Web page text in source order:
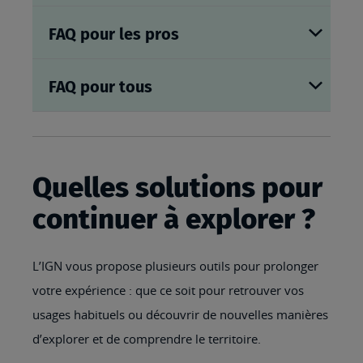
FAQ pour les pros
FAQ pour tous
Quelles solutions pour
continuer à explorer ?
L’IGN vous propose plusieurs outils pour prolonger
votre expérience : que ce soit pour retrouver vos
usages habituels ou découvrir de nouvelles manières
d’explorer et de comprendre le territoire.